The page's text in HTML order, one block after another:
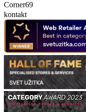
Corner69
kontakt